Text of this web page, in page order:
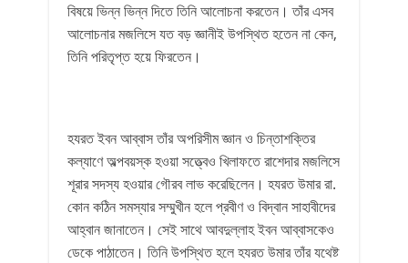
বিষয়ে ভিন্ন ভিন্ন দিতে তিনি আলোচনা করতেন। তাঁর এসব
আলোচনার মজলিসে যত বড় জ্ঞানীই উপস্থিত হতেন না কেন,
তিনি পরিতৃপ্ত হয়ে ফিরতেন।
হযরত ইবন আব্বাস তাঁর অপরিসীম জ্ঞান ও চিন্তাশক্তির
কল্যাণে অল্পবয়স্ক হওয়া সত্ত্বেও খিলাফতে রাশেদার মজলিসে
শূরার সদস্য হওয়ার গৌরব লাভ করেছিলেন। হযরত উমার রা.
কোন কঠিন সমস্যার সম্মুখীন হলে প্রবীণ ও বিদ্বান সাহাবীদের
আহ্বান জানাতেন। সেই সাথে আবদুল্লাহ ইবন আব্বাসকেও
ডেকে পাঠাতেন। তিনি উপস্থিত হলে হযরত উমার তাঁর যথেষ্ট